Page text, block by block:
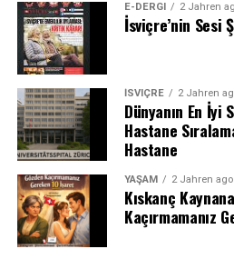
E-DERGI 2 Jahren
İsviçre’nin Sesi
İSVIÇRE 2 Jahren
Dünyanın En İyi
Hastane
Hastane
YAŞAM 2 Jahren ago
Kıskanç
Kaçırmamanız